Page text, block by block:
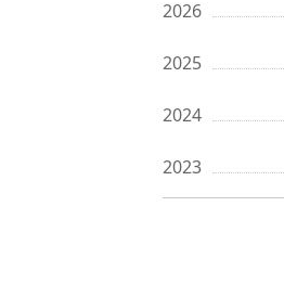
2026
2025
2024
2023